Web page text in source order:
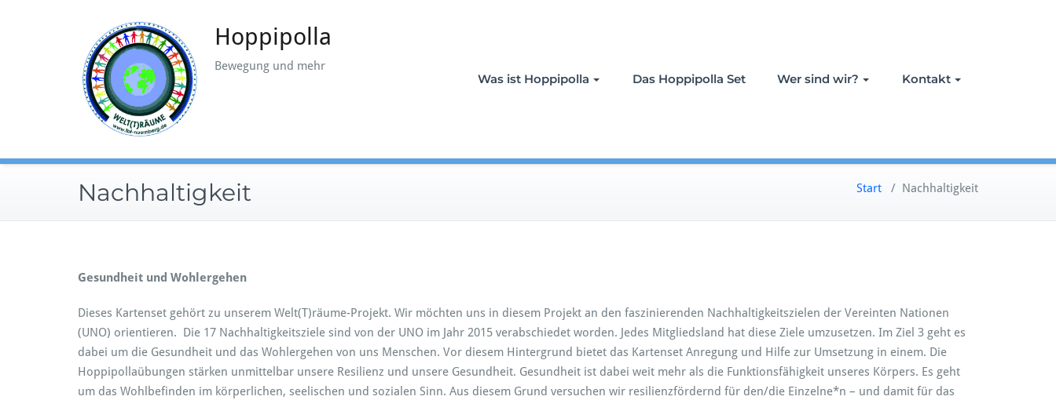
Hoppipolla
Bewegung und mehr
Was ist Hoppipolla Das Hoppipolla Set Wer sind wir? Kontakt
Nachhaltigkeit Start / Nachhaltigkeit
Gesundheit und Wohlergehen
Dieses Kartenset gehört zu unserem Welt(T)räume-Projekt. Wir möchten uns in diesem Projekt an den faszinierenden Nachhaltigkeitszielen der Vereinten Nationen
(UNO) orientieren. Die 17 Nachhaltigkeitsziele sind von der UNO im Jahr 2015 verabschiedet worden. Jedes Mitgliedsland hat diese Ziele umzusetzen. Im Ziel 3 geht es
dabei um die Gesundheit und das Wohlergehen von uns Menschen. Vor diesem Hintergrund bietet das Kartenset Anregung und Hilfe zur Umsetzung in einem. Die
Hoppipollaübungen stärken unmittelbar unsere Resilienz und unsere Gesundheit. Gesundheit ist dabei weit mehr als die Funktionsfähigkeit unseres Körpers. Es geht
um das Wohlbefinden im körperlichen, seelischen und sozialen Sinn. Aus diesem Grund versuchen wir resilienzfördernd für den/die Einzelne*n – und damit für das